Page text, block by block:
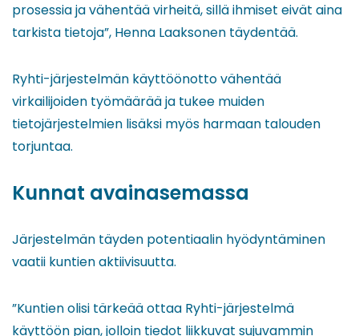
prosessia ja vähentää virheitä, sillä ihmiset eivät aina
tarkista tietoja”, Henna Laaksonen täydentää.
Ryhti-järjestelmän käyttöönotto vähentää
virkailijoiden työmäärää ja tukee muiden
tietojärjestelmien lisäksi myös harmaan talouden
torjuntaa.
Kunnat avainasemassa
Järjestelmän täyden potentiaalin hyödyntäminen
vaatii kuntien aktiivisuutta.
”Kuntien olisi tärkeää ottaa Ryhti-järjestelmä
käyttöön pian, jolloin tiedot liikkuvat sujuvammin